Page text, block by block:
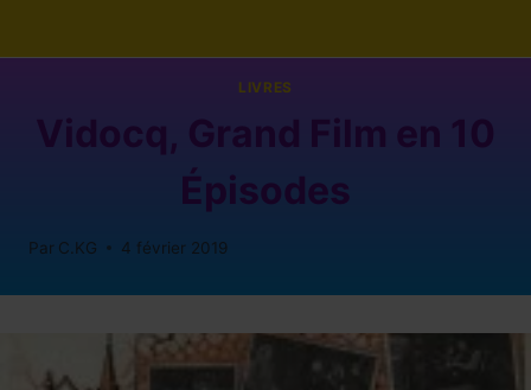
LIVRES
Épisodes
Par C.KG 4 février 2019